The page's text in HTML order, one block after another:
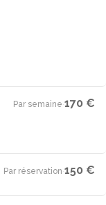
Par semaine·170 €
Par réservation·150 €